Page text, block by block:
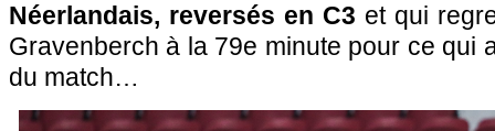
Néerlandais, reversés en C3 et qui
Gravenberch à la 79e minute pour ce qui
du match…